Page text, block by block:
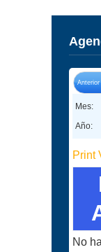
Anterior
Mes:
Año:
Print
No